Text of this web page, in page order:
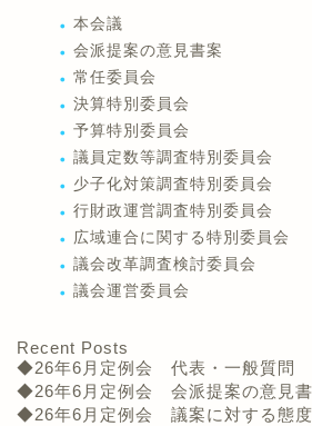
本会議
会派提案の意見書案
常任委員会
決算特別委員会
予算特別委員会
議員定数等調査特別委員会
少子化対策調査特別委員会
行財政運営調査特別委員会
広域連合に関する特別委員会
議会改革調査検討委員会
議会運営委員会
Recent Posts
◆26年6月定例会 代表・一般質問
◆26年6月定例会 会派提案の意見
◆26年6月定例会 議案に対する態